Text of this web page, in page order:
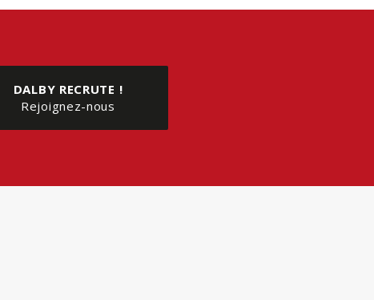
DALBY RECRUTE !
Rejoignez-nous